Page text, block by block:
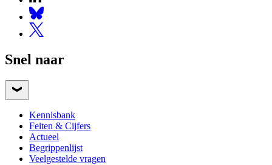
Snel naar
Kennisbank
Feiten & Cijfers
Actueel
Begrippenlijst
Veelgestelde vragen